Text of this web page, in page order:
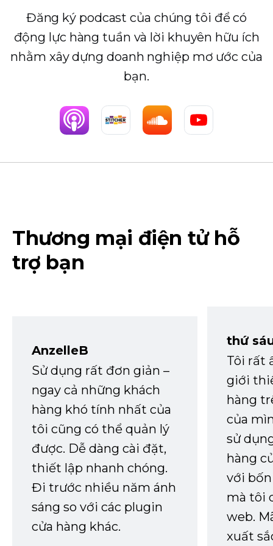
Đăng ký podcast của chúng tôi để có
động lực hàng tuần và lời khuyên hữu ích
nhằm xây dựng doanh nghiệp mơ ước của
bạn.
Thương mại điện tử hỗ
trợ bạn
AnzelleB
Sử dụng rất đơn giản –
ngay cả những khách
hàng khó tính nhất của
tôi cũng có thể quản lý
được. Dễ dàng cài đặt,
thiết lập nhanh chóng.
Đi trước nhiều năm ánh
sáng so với các plugin
cửa hàng khác.
thứ
Tôi rất
giới
hàng
của
sử
hàng
với
mà tôi
web.
xuất